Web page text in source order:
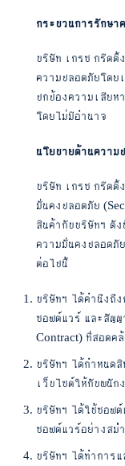
กระบวนการรักษ
บริษัท เกรซ กรีตติ้
ความปลอดภัยโดย
ปกป้องความเสียห
โดยไม่มีอำนาจ
นโยบายด้านความ
บริษัท เกรซ กรีตติ้
มั่นคงปลอดภัย
สินค้ากับบริษัทฯ ดั
ความมั่นคงปลอดภั
ต่อไปนี้
บริษัทฯ ได้คำนึงถึ
ซอฟต์แวร์ และสัญ
Contract) ที่สอดค
บริษัทฯ ได้กำหนด
เว็บไซต์ให้กับพนัก
บริษัทฯ ได้ใช้ซอฟ
ซอฟต์แวร์อย่างสม่
บริษัทฯ ได้ทำการ